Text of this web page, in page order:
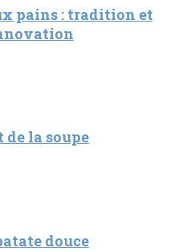
pains : tradition et
de la soupe
douce